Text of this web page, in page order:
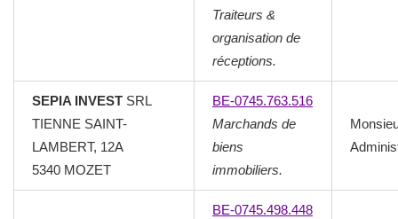
Traiteurs &
organisation de
réceptions.
SEPIA INVEST SRL
TIENNE SAINT-
LAMBERT, 12A
5340 MOZET
BE-0745.763.516
Marchands de
biens
immobiliers.
BE-0745.498.448